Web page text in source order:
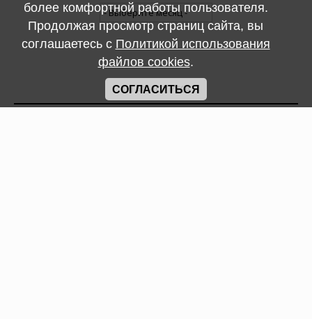
СТАТИСТИКА
более комфортной работы пользователя.
Продолжая просмотр страниц сайта, вы
соглашаетесь с Политикой использования
файлов cookies.
СОГЛАСИТЬСЯ